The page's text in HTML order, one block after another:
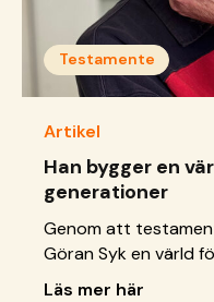
Testamente
Artikel
Han bygger en
generationer
Genom att
Göran Syk en värld
generationer.
Läs mer här